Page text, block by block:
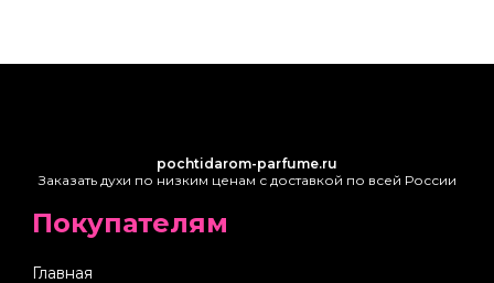
pochtidarom-parfume.ru
Заказать духи по низким ценам с доставкой по всей России
Покупателям
Главная